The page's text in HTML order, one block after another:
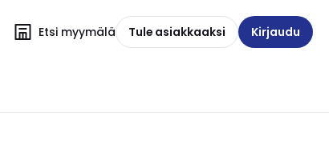
Etsi myymälä Tule asiakkaaksi Kirjaudu